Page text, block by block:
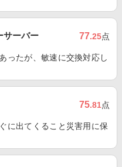
サーバー 77.25点
ったが、敏速に交換対応し
75.81点
に出てくること災害用に保